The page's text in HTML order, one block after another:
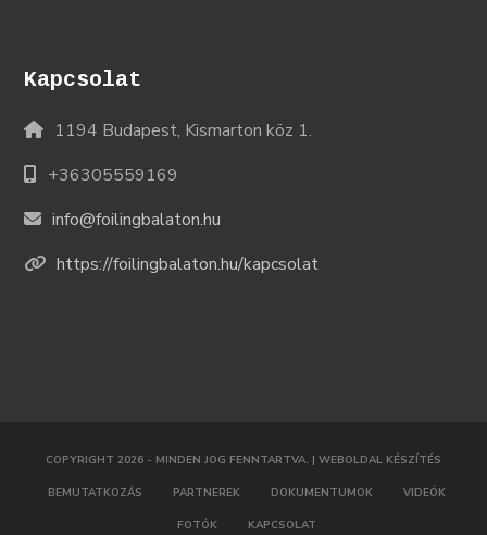
Kapcsolat
1194 Budapest, Kismarton köz 1.
+36305559169
info@foilingbalaton.hu
https://foilingbalaton.hu/kapcsolat
COPYRIGHT 2026 - MINDEN JOG FENNTARTVA. | WEBOLDAL KÉSZÍTÉS
BEMUTATKOZÁS PARTNEREK DOKUMENTUMOK VIDEÓK
FOTÓK KAPCSOLAT